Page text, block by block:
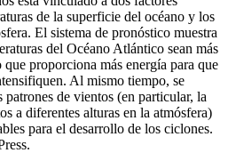
de la superficie del océano y los
El sistema de pronóstico muestra
del Océano Atlántico sean más
proporciona más energía para que
Al mismo tiempo, se
patrones de vientos (en particular, la
a diferentes alturas en la atmósfera)
para el desarrollo de los ciclones.